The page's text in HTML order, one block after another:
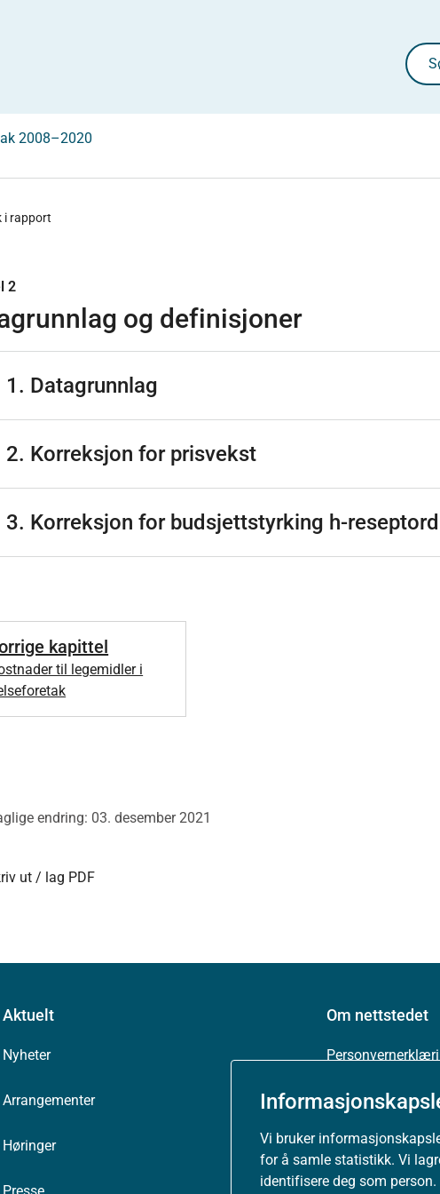
Vi bruker
for å samle statistikk. Vi
identifisere deg som person.
2008–2020
i rapport
2
og definisjoner
1. Datagrunnlag
2. Korreksjon for prisvekst
3. Korreksjon for budsjettstyrking h-
kapittel
til legemidler i
endring: 03. desember 2021
ut / lag PDF
Aktuelt
Nyheter
Arrangementer
Høringer
Om nettstedet
Besøksstatistikk